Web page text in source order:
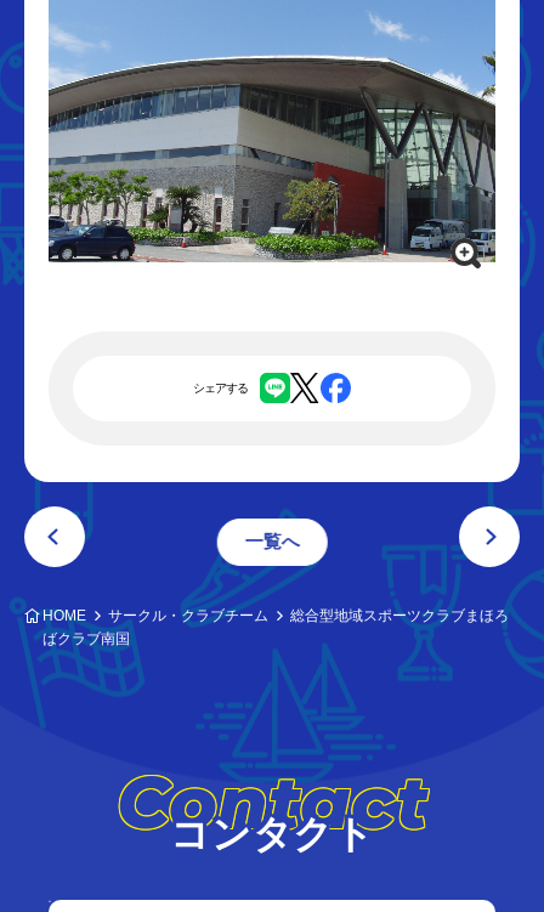
シェアする
一覧へ
HOME サークル・クラブチーム
総合型地域スポーツクラブまほろ
ばクラブ南国
Contact
コンタクト